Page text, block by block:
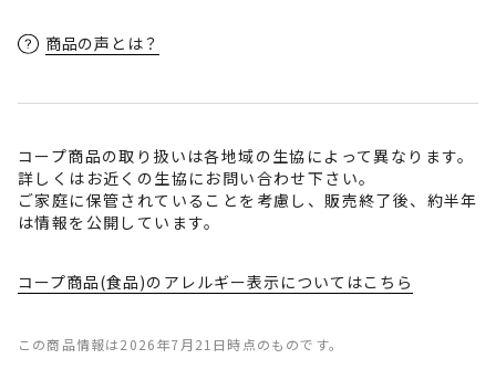
商品の声とは？
コープ商品の取り扱いは各地域の生協によって異なります。
詳しくはお近くの生協にお問い合わせ下さい。
ご家庭に保管されていることを考慮し、販売終了後、約半年
は情報を公開しています。
コープ商品(食品)のアレルギー表示についてはこちら
この商品情報は2026年7月21日時点のものです。